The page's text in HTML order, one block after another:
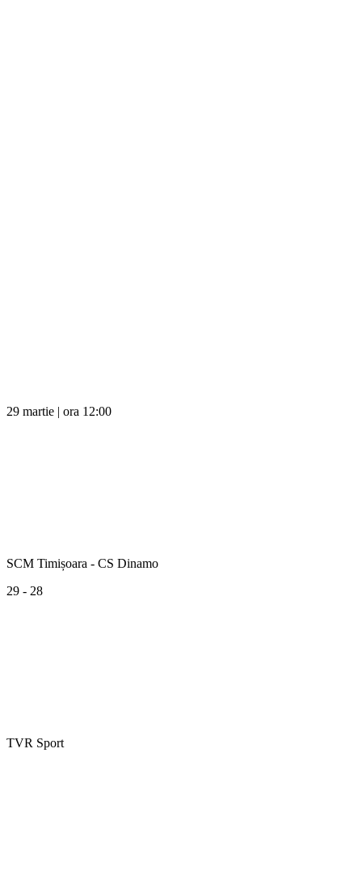
29 martie | ora 12:00
SCM Timișoara - CS Dinamo
29 - 28
TVR Sport